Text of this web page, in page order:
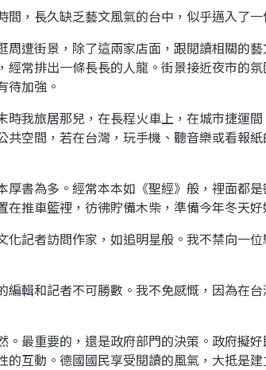
，長久缺乏藝文風氣的台中，似乎邁入了一
遭街景，除了這兩家店面，跟閱讀相關的藝
常排出一條長長的人龍。街景接近夜市的
待加強。
我旅居那兒，在長程火車上，在城市捷運
空間，若在台灣，玩手機、聽音樂或看報
書為多。經常本本如《聖經》般，裡面都
推車籃裡，彷彿貯備木柴，準備今年冬天好
記者訪問作家，如追明星般。我不禁向一
輯和記者不可勝數。我不免感慨，因為在
最重要的，還是政府部門的決策。政府擬好
互動。德國國民享受閱讀的風氣，大抵是